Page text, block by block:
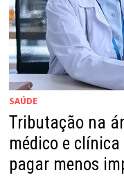
SAÚDE
Tributação na
médico e
pagar menos